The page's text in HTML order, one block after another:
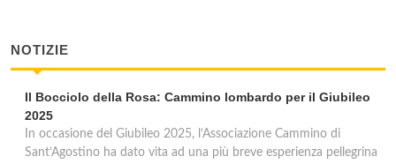
NOTIZIE
Il Bocciolo della Rosa: Cammino lombardo per il Giubileo
2025
In occasione del Giubileo 2025, l’Associazione Cammino di
Sant’Agostino ha dato vita ad una più breve esperienza pellegrina